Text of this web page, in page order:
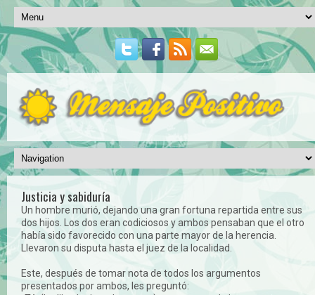
Justicia y sabiduría
Un hombre murió, dejando una gran fortuna repartida entre sus
dos hijos. Los dos eran codiciosos y ambos pensaban que el otro
había sido favorecido con una parte mayor de la herencia.
Llevaron su disputa hasta el juez de la localidad.
Este, después de tomar nota de todos los argumentos
presentados por ambos, les preguntó: